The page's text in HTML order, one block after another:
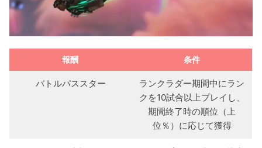
報酬 条件
バトルパススター
ランクラダー期間中にラン
クを10試合以上プレイし、
期間終了時の順位（上
位％）に応じて獲得